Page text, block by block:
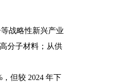
战略性新兴产业
分子材料；从供
但较 2024 年下